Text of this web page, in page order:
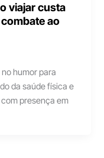
viajar custa
ao
humor para
da saúde física e
presença em